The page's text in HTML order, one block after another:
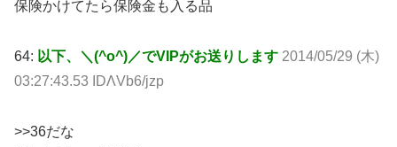
保険かけてたら保険金も入る品
64: 以下、＼(^o^)／でVIPがお送りします 2014/05/29 (木)
03:27:43.53 IDΛVb6/jzp
>>36だな